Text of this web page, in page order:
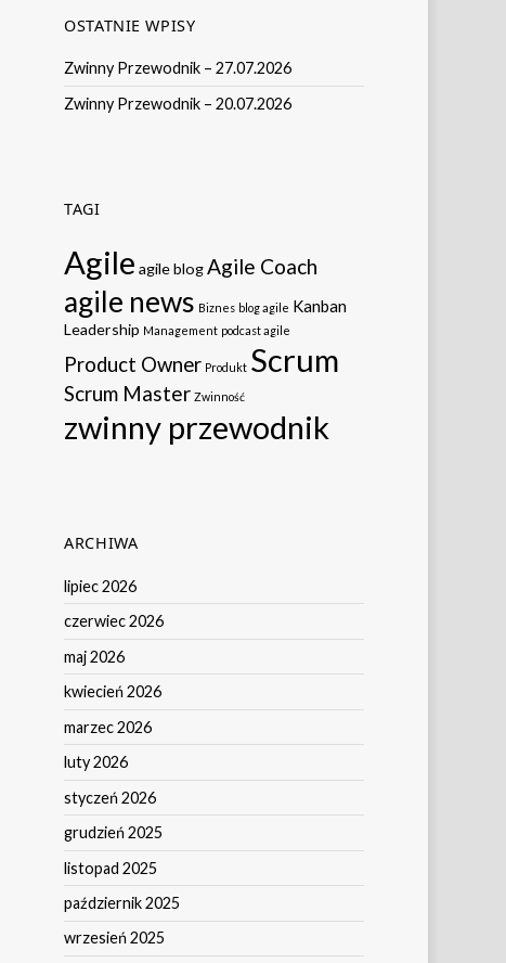
OSTATNIE WPISY
Zwinny Przewodnik – 27.07.2026
Zwinny Przewodnik – 20.07.2026
TAGI
Agile agile blogAgile Coach
agile news Biznes blog agile Kanban
Leadership Management podcast agile
Product Owner Produkt Scrum
Scrum Master Zwinność
zwinny przewodnik
ARCHIWA
lipiec 2026
czerwiec 2026
maj 2026
kwiecień 2026
marzec 2026
luty 2026
styczeń 2026
grudzień 2025
listopad 2025
październik 2025
wrzesień 2025